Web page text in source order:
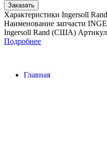
Заказать
Характеристики Ingersoll
Наименование запчасти
Ingersoll Rand (США) Артикул
Подробнее
Главная